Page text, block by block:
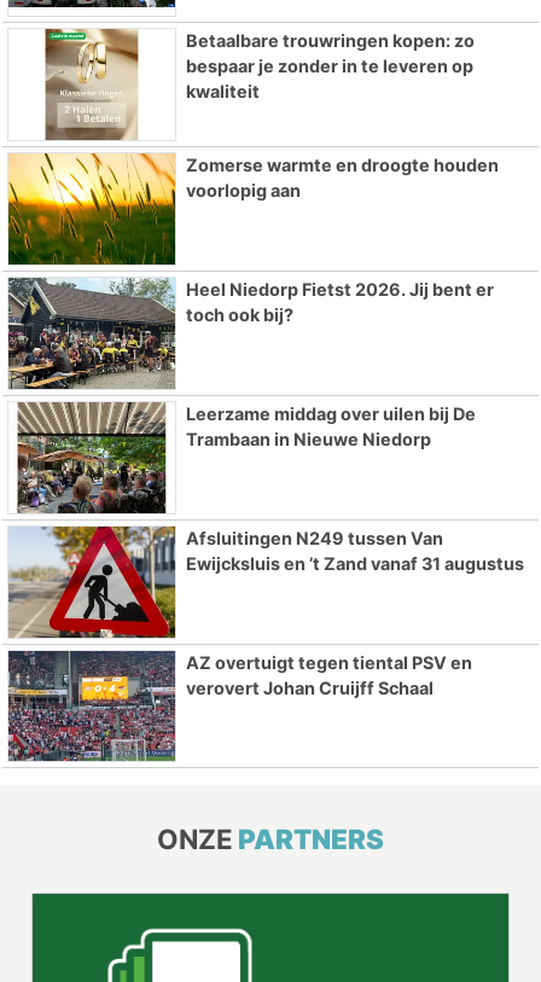
Betaalbare trouwringen kopen: zo
bespaar je zonder in te leveren op
kwaliteit
Zomerse warmte en droogte houden
voorlopig aan
Heel Niedorp Fietst 2026. Jij bent er
toch ook bij?
Leerzame middag over uilen bij De
Trambaan in Nieuwe Niedorp
Afsluitingen N249 tussen Van
Ewijcksluis en ’t Zand vanaf 31 augustus
AZ overtuigt tegen tiental PSV en
verovert Johan Cruijff Schaal
ONZE PARTNERS